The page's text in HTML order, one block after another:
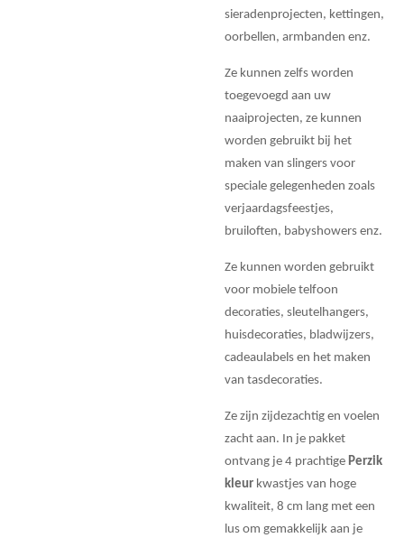
sieradenprojecten, kettingen,
oorbellen, armbanden enz.
Ze kunnen zelfs worden
toegevoegd aan uw
naaiprojecten, ze kunnen
worden gebruikt bij het
maken van slingers voor
speciale gelegenheden zoals
verjaardagsfeestjes,
bruiloften, babyshowers enz.
Ze kunnen worden gebruikt
voor mobiele telfoon
decoraties, sleutelhangers,
huisdecoraties, bladwijzers,
cadeaulabels en het maken
van tasdecoraties.
Ze zijn zijdezachtig en voelen
zacht aan. In je pakket
ontvang je 4 prachtige Perzik
kleur kwastjes van hoge
kwaliteit, 8 cm lang met een
lus om gemakkelijk aan je